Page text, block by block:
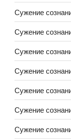
Сужение
Сужение
Сужение
Сужение
Сужение
Сужение
Сужение